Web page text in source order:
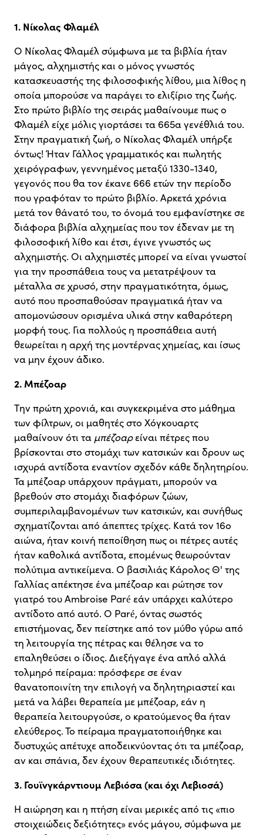
1. Νίκολας Φλαμέλ
Ο Νίκολας Φλαμέλ σύμφωνα με τα βιβλία ήταν
μάγος, αλχημιστής και ο μόνος γνωστός
κατασκευαστής της φιλοσοφικής λίθου, μια λίθος η
οποία μπορούσε να παράγει το ελιξίριο της ζωής.
Στο πρώτο βιβλίο της σειράς μαθαίνουμε πως ο
Φλαμέλ είχε μόλις γιορτάσει τα 665α γενέθλιά του.
Στην πραγματική ζωή, ο Νίκολας Φλαμέλ υπήρξε
όντως! Ήταν Γάλλος γραμματικός και πωλητής
χειρόγραφων, γεννημένος μεταξύ 1330-1340,
γεγονός που θα τον έκανε 666 ετών την περίοδο
που γραφόταν το πρώτο βιβλίο. Αρκετά χρόνια
μετά τον θάνατό του, το όνομά του εμφανίστηκε σε
διάφορα βιβλία αλχημείας που τον έδεναν με τη
φιλοσοφική λίθο και έτσι, έγινε γνωστός ως
αλχημιστής. Οι αλχημιστές μπορεί να είναι γνωστοί
για την προσπάθεια τους να μετατρέψουν τα
μέταλλα σε χρυσό, στην πραγματικότητα, όμως,
αυτό που προσπαθούσαν πραγματικά ήταν να
απομονώσουν ορισμένα υλικά στην καθαρότερη
μορφή τους. Για πολλούς η προσπάθεια αυτή
θεωρείται η αρχή της μοντέρνας χημείας, και ίσως
να μην έχουν άδικο.
2. Μπέζοαρ
Tην πρώτη χρονιά, και συγκεκριμένα στο μάθημα
των φίλτρων, οι μαθητές στο Χόγκουαρτς
μαθαίνουν ότι τα μπέζοαρείναι πέτρες που
βρίσκονται στο στομάχι των κατσικών και δρουν ως
ισχυρά αντίδοτα εναντίον σχεδόν κάθε δηλητηρίου.
Τα μπέζοαρ υπάρχουν πράγματι, μπορούν να
βρεθούν στο στομάχι διαφόρων ζώων,
συμπεριλαμβανομένων των κατσικών, και συνήθως
σχηματίζονται από άπεπτες τρίχες. Κατά τον 16ο
αιώνα, ήταν κοινή πεποίθηση πως οι πέτρες αυτές
ήταν καθολικά αντίδοτα, επομένως θεωρούνταν
πολύτιμα αντικείμενα. Ο βασιλιάς Κάρολος Θ' της
Γαλλίας απέκτησε ένα μπέζοαρ και ρώτησε τον
γιατρό του Ambroise Paré εάν υπάρχει καλύτερο
αντίδοτο από αυτό. Ο Paré, όντας σωστός
επιστήμονας, δεν πείστηκε από τον μύθο γύρω από
τη λειτουργία της πέτρας και θέλησε να το
επαληθεύσει ο ίδιος. Διεξήγαγε ένα απλό αλλά
τολμηρό πείραμα: πρόσφερε σε έναν
θανατοποινίτη την επιλογή να δηλητηριαστεί και
μετά να λάβει θεραπεία με μπέζοαρ, εάν η
θεραπεία λειτουργούσε, ο κρατούμενος θα ήταν
ελεύθερος. Το πείραμα πραγματοποιήθηκε και
δυστυχώς απέτυχε αποδεικνύοντας ότι τα μπέζοαρ,
αν και σπάνια, δεν έχουν θεραπευτικές ιδιότητες.
3. Γουϊνγκάρντιουμ Λεβιόσα (και όχι Λεβιοσά)
Η αιώρηση και η πτήση είναι μερικές από τις «πιο
στοιχειώδεις δεξιότητες» ενός μάγου, σύμφωνα με